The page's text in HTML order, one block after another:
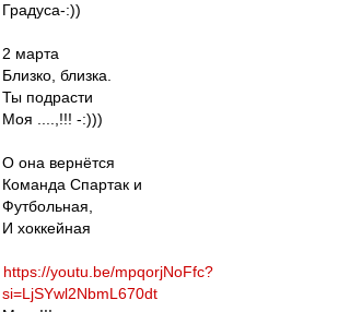
Градуса-:))
2 марта
Близко, близка.
Ты подрасти
Моя ....,!!! -:)))
О она вернётся
Команда Спартак и
Футбольная,
И хоккейная
https://youtu.be/mpqorjNoFfc?
si=LjSYwl2NbmL670dt